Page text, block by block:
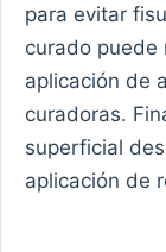
para evitar
curado puede
aplicación de
curadoras.
superficial
aplicación de